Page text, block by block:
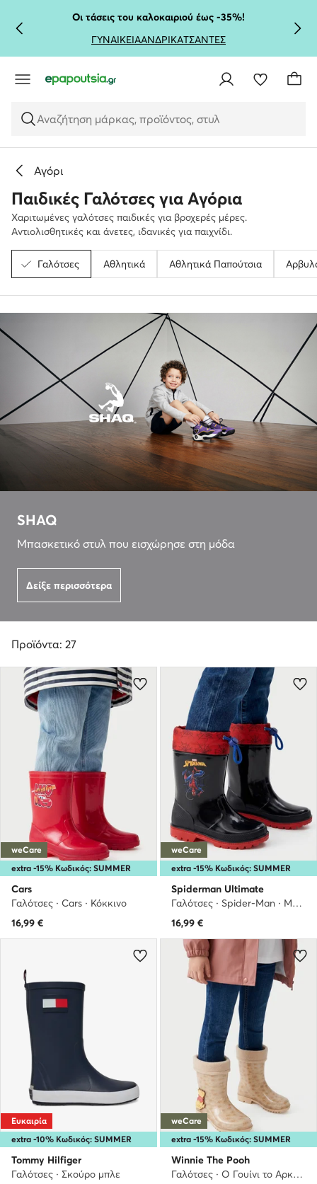
ΜΕΤΆΒΑΣΗ ΣΤΟ ΚΎΡΙΟ ΠΕΡΙΕΧΌΜΕΝΟ
ΜΕΤΆΒΑΣΗ ΣΤΗΝ ΑΝΑΖΉΤΗΣΗ
Οι τάσεις του καλοκαιριού έως -35%!
ΓΥΝΑΙΚΕΙΑΑΝΔΡΙΚΑΤΣΑΝΤΕΣ
Αναζήτηση μάρκας, προϊόντος, στυλ
Αγόρι
Παιδικές Γαλότσες για Αγόρια
Χαριτωμένες γαλότσες παιδικές για βροχερές μέρες.
Αντιολισθητικές και άνετες, ιδανικές για παιχνίδι.
Γαλότσες Αθλητικά Αθλητικά Παπούτσια
SHAQ
Μπασκετικό στυλ που εισχώρησε στη μόδα
Δείξε περισσότερα
Προϊόντα: 27
extra -15% Κωδικός: SUMMER
weCare
Cars
Γαλότσες · Cars · Κόκκινο
16,99 €
extra -15% Κωδικός: SUMMER
weCare
Spiderman Ultimate
Γαλότσες · Spider-Man · Μαύρο
16,99 €
extra -10% Κωδικός: SUMMER
Ευκαιρία
Tommy Hilfiger
Γαλότσες · Σκούρο μπλε
extra -15% Κωδικός: SUMMER
weCare
Winnie The Pooh
Γαλότσες · Ο Γουίνι το Αρκουδάκι · Μπεζ